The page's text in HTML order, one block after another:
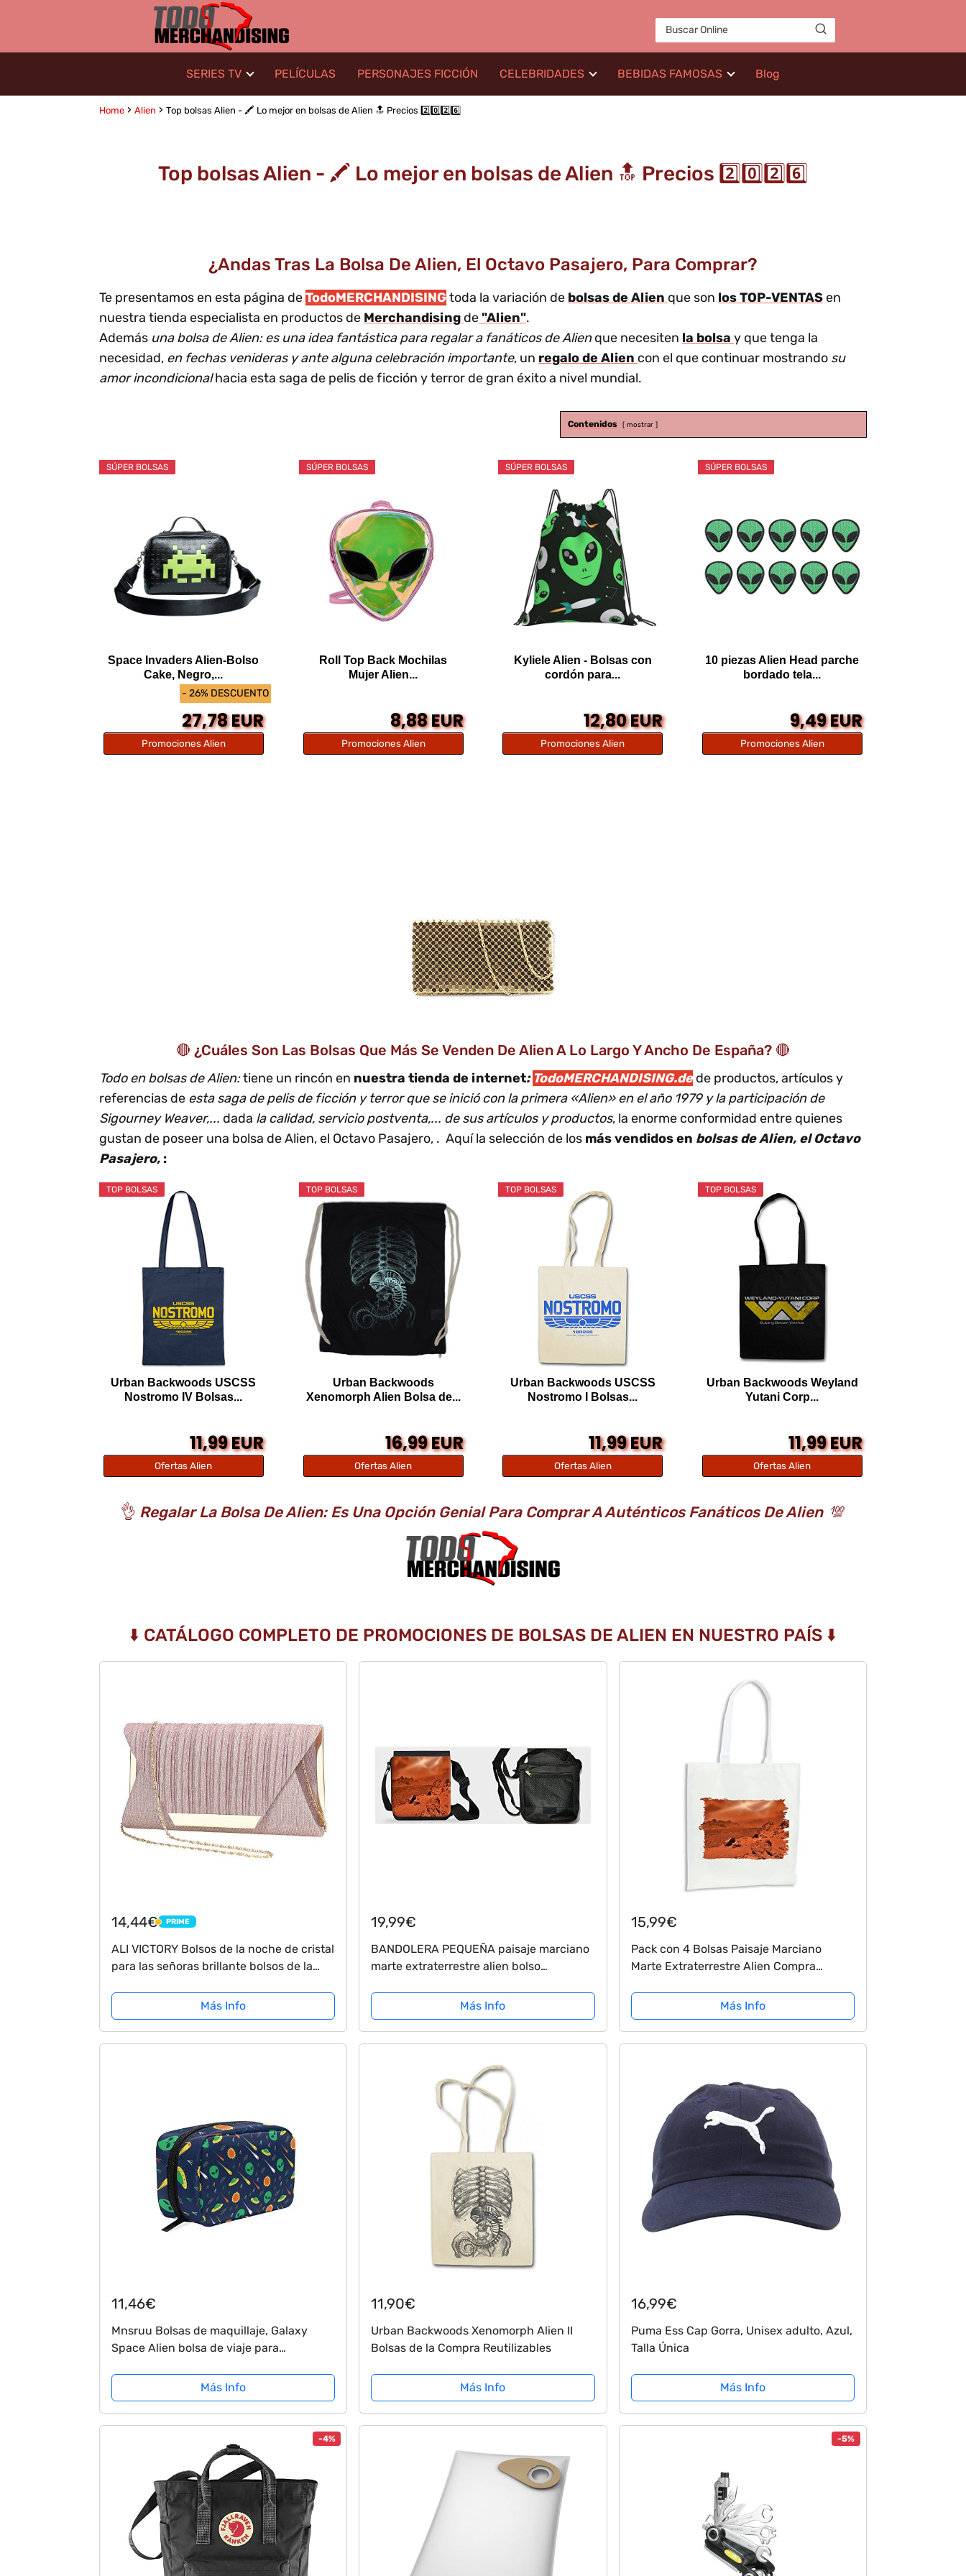
SERIES TV PELÍCULAS PERSONAJES FICCIÓN CELEBRIDADES BEBIDAS FAMOSAS Blog
Home Alien Top bolsas Alien - 🖍️ Lo mejor en bolsas de Alien 🔝 Precios 2️⃣0️⃣2️⃣6️⃣
Top bolsas Alien - 🖍️ Lo mejor en bolsas de Alien 🔝 Precios 2️⃣0️⃣2️⃣6️⃣
¿Andas Tras La Bolsa De Alien, El Octavo Pasajero, Para Comprar?
Te presentamos en esta página deTodoMERCHANDISINGtoda la variación de bolsas de Alien que son los TOP-VENTASen
nuestra tienda especialista en productos de Merchandising de"Alien".
Además una bolsa de Alien: es una idea fantástica para regalar a fanáticos de Alienque necesiten la bolsa y que tenga la
necesidad, en fechas venideras y ante alguna celebración importante, un regalo de Alien con el que continuar mostrando su
amor incondicionalhacia esta saga de pelis de ficción y terror de gran éxito a nivel mundial.
Contenidos mostrar
- 26% DESCUENTO
SÚPER BOLSAS
Space Invaders Alien-Bolso
Cake, Negro,...
27,78 EUR
Promociones Alien
SÚPER BOLSAS
Roll Top Back Mochilas
Mujer Alien...
8,88 EUR
Promociones Alien
SÚPER BOLSAS
Kyliele Alien - Bolsas con
cordón para...
12,80 EUR
Promociones Alien
SÚPER BOLSAS
10 piezas Alien Head parche
bordado tela...
9,49 EUR
Promociones Alien
🔴 ¿Cuáles Son Las Bolsas Que Más Se Venden De Alien A Lo Largo Y Ancho De España? 🔴
Todo en bolsas de Alien:tiene un rincón en nuestra tienda de internet: TodoMERCHANDISING.de de productos, artículos y
referencias de esta saga de pelis de ficción y terror que se inició con la primera «Alien» en el año 1979 y la participación de
Sigourney Weaver,... dada la calidad, servicio postventa,... de sus artículos y productos, la enorme conformidad entre quienes
gustan de poseer una bolsa de Alien, el Octavo Pasajero, . Aquí la selección de los más vendidos en bolsas de Alien, el Octavo
Pasajero, :
TOP BOLSAS
Urban Backwoods USCSS
Nostromo IV Bolsas...
11,99 EUR
Ofertas Alien
TOP BOLSAS
Urban Backwoods
Xenomorph Alien Bolsa de...
16,99 EUR
Ofertas Alien
TOP BOLSAS
Urban Backwoods USCSS
Nostromo I Bolsas...
11,99 EUR
Ofertas Alien
TOP BOLSAS
Urban Backwoods Weyland
Yutani Corp...
11,99 EUR
Ofertas Alien
👌 Regalar La Bolsa De Alien: Es Una Opción Genial Para Comprar A Auténticos Fanáticos De Alien 💯
⬇️ CATÁLOGO COMPLETO DE PROMOCIONES DE BOLSAS DE ALIEN EN NUESTRO PAÍS ⬇️
14,44€ PRIME
PRIME
ALI VICTORY Bolsos de la noche de cristal
para las señoras brillante bolsos de la
banquete nocturno (C-Rosa)
Más Info
19,99€
BANDOLERA PEQUEÑA paisaje marciano
marte extraterrestre alien bolso
Más Info
15,99€
Pack con 4 Bolsas Paisaje Marciano
Marte Extraterrestre Alien Compra
Más Info
11,46€
Mnsruu Bolsas de maquillaje, Galaxy
Space Alien bolsa de viaje para
mujeres y niñas
Más Info
11,90€
Urban Backwoods Xenomorph Alien II
Bolsas de la Compra Reutilizables
Más Info
16,99€
Puma Ess Cap Gorra, Unisex adulto, Azul,
Talla Única
Más Info
-4% -5%